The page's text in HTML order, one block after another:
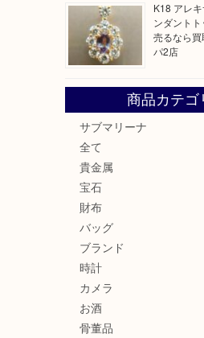
K18 アレ
ンダント
売るなら
パ2店
商品カテゴ
サブマリーナ
全て
貴金属
宝石
財布
バッグ
ブランド
時計
カメラ
お酒
骨董品